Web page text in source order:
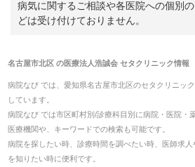
病気に関するご相談や各医院への個別
どは受け付けておりません。
名古屋市北区の医療法人浩誠会 セタクリニック情報
病院なび では、 愛知県名古屋市北区のセタクリニック
しています。
病院なび では市区町村別/診療科目別に病院・医院・
医療機関や、キーワードでの検索も可能です。
病院を探したい時、診療時間を調べたい時、医師求
を知りたい時に便利です。